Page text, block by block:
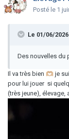
Posté le 1
Le 01/06/
Des nouvelles du
Il va très bien 🫶🏼 je
pour lui jouer si
(très jeune), élevage,